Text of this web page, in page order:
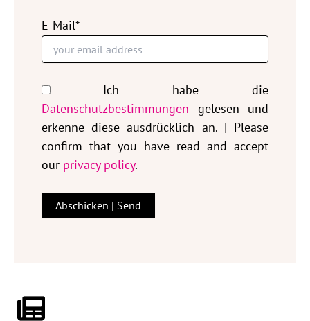
E-Mail*
Ich habe die
Datenschutzbestimmungen gelesen und
erkenne diese ausdrücklich an. | Please
confirm that you have read and accept
our privacy policy.